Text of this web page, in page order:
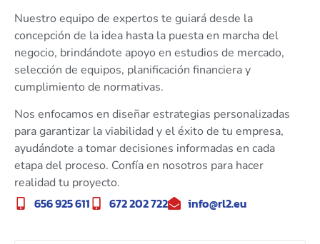
Nuestro equipo de expertos te guiará desde la
concepción de la idea hasta la puesta en marcha del
negocio, brindándote apoyo en estudios de mercado,
selección de equipos, planificación financiera y
cumplimiento de normativas.
Nos enfocamos en diseñar estrategias personalizadas
para garantizar la viabilidad y el éxito de tu empresa,
ayudándote a tomar decisiones informadas en cada
etapa del proceso. Confía en nosotros para hacer
realidad tu proyecto.
656 925 611 672 202 722 info@rl2.eu